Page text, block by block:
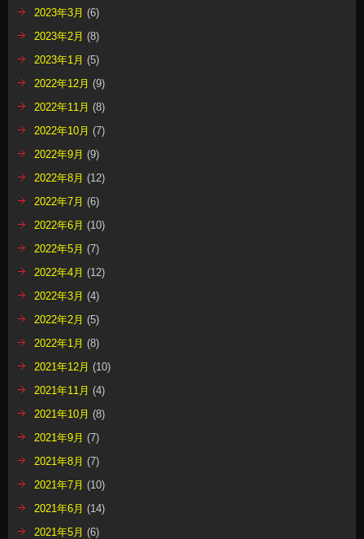
2023年3月 (6)
2023年2月 (8)
2023年1月 (5)
2022年12月 (9)
2022年11月 (8)
2022年10月 (7)
2022年9月 (9)
2022年8月 (12)
2022年7月 (6)
2022年6月 (10)
2022年5月 (7)
2022年4月 (12)
2022年3月 (4)
2022年2月 (5)
2022年1月 (8)
2021年12月 (10)
2021年11月 (4)
2021年10月 (8)
2021年9月 (7)
2021年8月 (7)
2021年7月 (10)
2021年6月 (14)
2021年5月 (6)